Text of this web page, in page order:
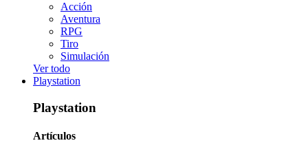
Acción
Aventura
RPG
Tiro
Simulación
Ver todo
Playstation
Playstation
Artículos